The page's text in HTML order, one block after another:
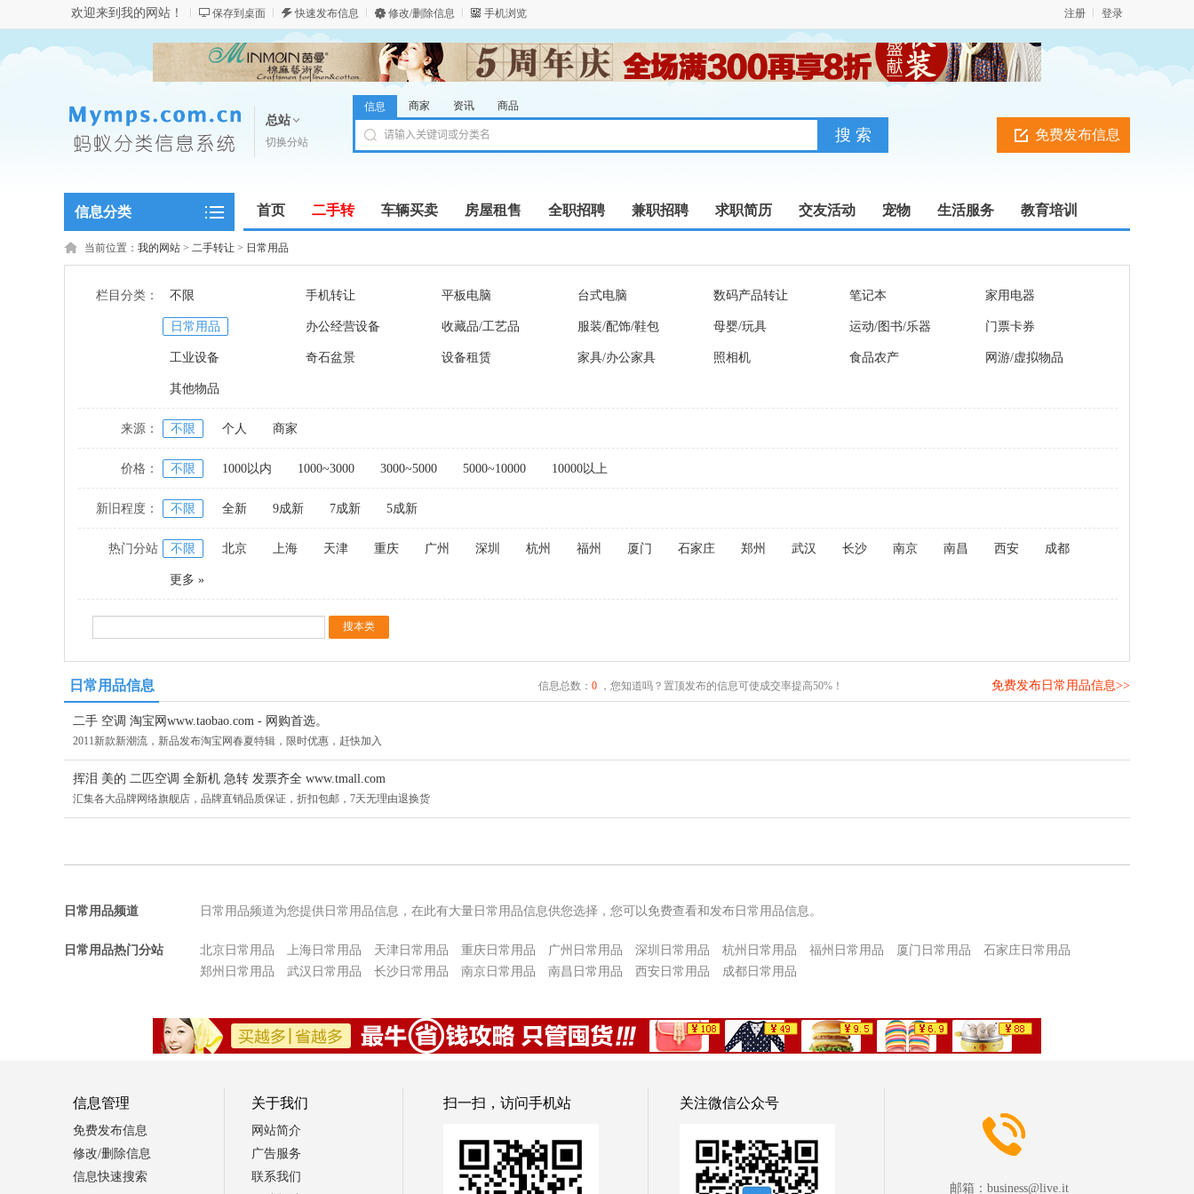
欢迎来到我的网站！ 保存到桌面 快速发布信息 修改/删除信息 手机浏览 登录
注册
总站
切换分站 免费发布信息
信息 商家 资讯 商品
信息分类 首页 二手转 车辆买卖 房屋租售 全职招聘 兼职招聘 求职简历 交友活动 宠物 生活服务 教育培训
商务服务
当前位置： 我的网站 > 二手转让 > 日常用品
栏目分类： 不限 手机转让 平板电脑 台式电脑 数码产品转让 笔记本 家用电器
日常用品 办公经营设备 收藏品/工艺品 服装/配饰/鞋包 母婴/玩具 运动/图书/乐器 门票卡券
工业设备 奇石盆景 设备租赁 家具/办公家具 照相机 食品农产 网游/虚拟物品
其他物品
来源： 不限 个人 商家
价格： 不限 1000以内 1000~3000 3000~5000 5000~10000 10000以上
新旧程度： 不限 全新 9成新 7成新 5成新
热门分站 不限 北京 上海 天津 重庆 广州 深圳 杭州 福州 厦门 石家庄 郑州 武汉 长沙 南京 南昌 西安 成都
更多 »
日常用品信息 信息总数： 0，您知道吗？置顶发布的信息可使成交率提高50%！ 免费发布日常用品信息>>
二手 空调 淘宝网www.taobao.com - 网购首选。
2011新款新潮流，新品发布淘宝网春夏特辑，限时优惠，赶快加入
挥泪 美的 二匹空调 全新机 急转 发票齐全 www.tmall.com
汇集各大品牌网络旗舰店，品牌直销品质保证，折扣包邮，7天无理由退换货
日常用品频道 日常用品频道为您提供日常用品信息，在此有大量日常用品信息供您选择，您可以免费查看和发布日常用品信息。
日常用品热门分站 北京日常用品 上海日常用品 天津日常用品 重庆日常用品 广州日常用品 深圳日常用品 杭州日常用品 福州日常用品 厦门日常用品
石家庄日常用品
郑州日常用品
武汉日常用品 长沙日常用品 南京日常用品 南昌日常用品 西安日常用品 成都日常用品
信息管理
免费发布信息
修改/删除信息
信息快速搜索
关于我们
网站简介
广告服务
联系我们
扫一扫，访问手机站 关注微信公众号
邮箱： business@live.it